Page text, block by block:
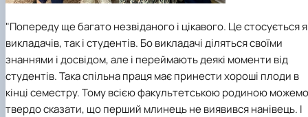
"Попереду ще багато незвіданого і цікавого. Це стосується
викладачів, так і студентів. Бо викладачі діляться своїми
знаннями і досвідом, але і переймають деякі моменти від
студентів. Така спільна праця має принести хороші плоди в
кінці семестру. Тому всієюфакультетською родиноюможемо
твердо сказати, що перший млинець не виявився нанівець. І